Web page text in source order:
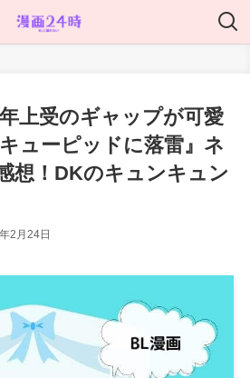
年上受のギャップが可愛
ューピッドに落雷』ネ
想！DKのキュンキュン
2月24日